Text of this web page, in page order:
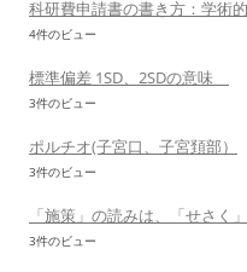
科研費申請書の書き方：学術
4件のビュー
標準偏差 1SD、2SDの意味
3件のビュー
ポルチオ(子宮口、子宮頚部）
3件のビュー
「施策」の読みは、「せさく
3件のビュー